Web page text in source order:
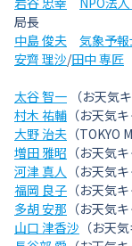
局長
中島 俊夫
気象予報
安齊 理沙/田中 専匠
太谷 智一 （お天気
村木 祐輔 （お天気
大野 治夫 （TOKYO
増田 雅昭 （お天気
河津 真人 （お天気
福岡 良子 （お天気
多胡 安那 （お天気
山口 津香沙 （お天